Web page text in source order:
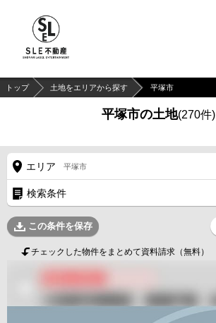
トップ 土地をエリアから探す 平塚市
平塚市の土地(270件)
エリア 平塚市
検索条件
この条件を保存
チェックした物件をまとめて資料請求（無料）